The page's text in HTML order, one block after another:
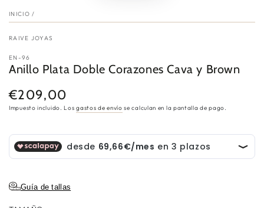
INICIO /
RAIVE JOYAS
EN-96
Anillo Plata Doble Corazones Cava y Brown
Precio
regular
€209,00
Impuesto incluido. Losgastos de envío se calculan en la pantalla de pago.
Guía de tallas